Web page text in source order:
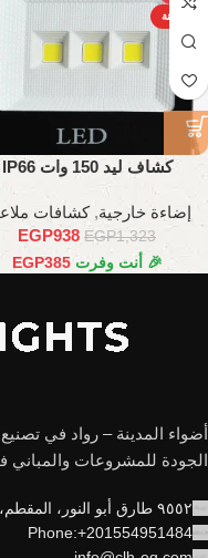
الساخنة
كشاف ليد 150 وات IP66
إضاءة خارجية,كشافات
EGP1,323
EGP938
🎉 أنت وفرت EGP385
أضواء المدينة – رواد في
الجودة للمشروعات والمباني
٩٥٥٢ طارق أبو النور، المقطم، محافظة القاهرة
Phone:+201554951484